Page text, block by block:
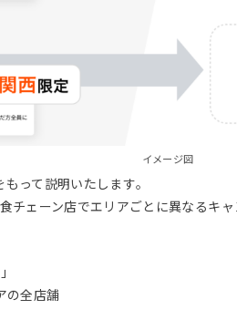
イメージ図
って説明いたします｡
チェーン店でエリアごとに異なるキ
の全店舗